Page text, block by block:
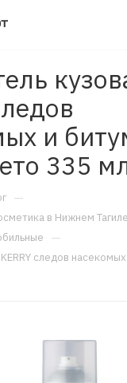
и
335
—
в Нижнем Тагиле
—
следов